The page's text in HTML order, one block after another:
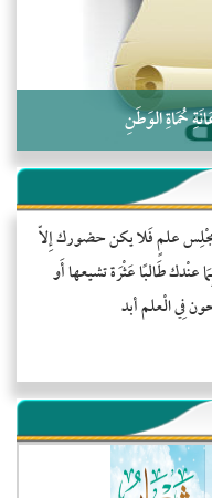
حُمَاةِ الوَطَنِ
علمٍ فَلا يكن حضورك إِلاّ
طَالبًا عَثْرَة تشيعها أَو
فِي الْعلم أبد